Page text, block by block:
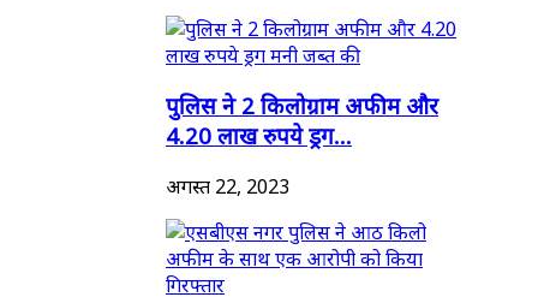
पुलिस ने 2 किलोग्राम अफीम और
4.20 लाख रुपये ड्रग...
अगस्त 22, 2023